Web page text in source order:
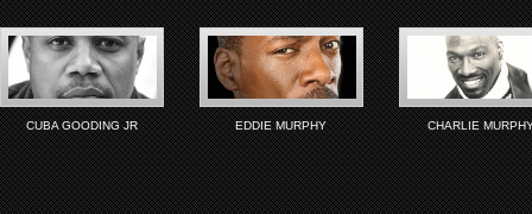
CUBA GOODING JR EDDIE MURPHY CHARLIE